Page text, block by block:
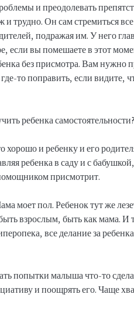
и преодолевать
и трудно. Он сам стремиться
подражая им. У него
если вы помешаете в этот
без присмотра. Вам нужно
то поправить, если видите,
и ребенку и его
ребенка в саду и с
присмотрит.
моет пол. Ребенок тут же
взрослым, быть как мама. И
все делание за
попытки малыша что-то
и поощрять его. Чаще